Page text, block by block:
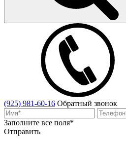
(925) 981-60-16 Обратный звонок
Заполните все поля*
Отправить